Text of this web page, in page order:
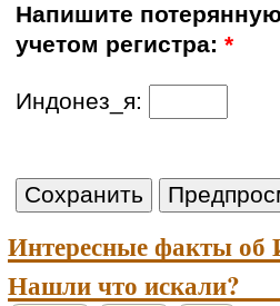
Напишите
учетом регистра:*
Индонез_я:
Интересные факты об
Нашли что искали?